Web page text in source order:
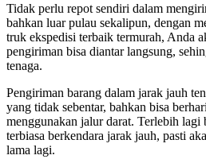
Tidak perlu repot sendiri dalam
bahkan luar pulau sekalipun, dengan
truk ekspedisi terbaik termurah, Anda
pengiriman bisa diantar langsung,
tenaga.
Pengiriman barang dalam jarak jauh
yang tidak sebentar, bahkan bisa
menggunakan jalur darat. Terlebih
terbiasa berkendara jarak jauh, pasti
lama lagi.